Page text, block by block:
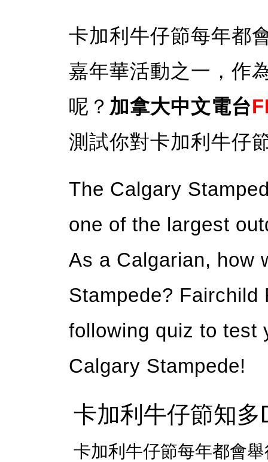
卡加利牛仔節每年都
嘉年華活動之一，作
呢？ 加拿大中文電台
測試你對卡加利牛仔
The Calgary
one of the largest
As a Calgarian, how
Stampede? Fairchild
following quiz to test
Calgary Stampede!